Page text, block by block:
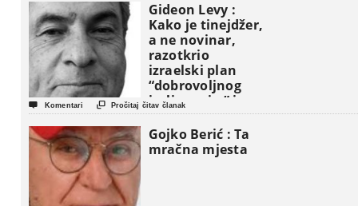
Gideon Levy :
Kako je tinejdžer,
a ne novinar,
razotkrio
izraelski plan
“dobrovoljnog
iseljavanja ” iz
Gaze
 Komentari  Pročitaj čitav članak
Gojko Berić : Ta
mračna mjesta